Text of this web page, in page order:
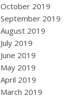
October 2019
September 2019
August 2019
July 2019
June 2019
May 2019
April 2019
March 2019